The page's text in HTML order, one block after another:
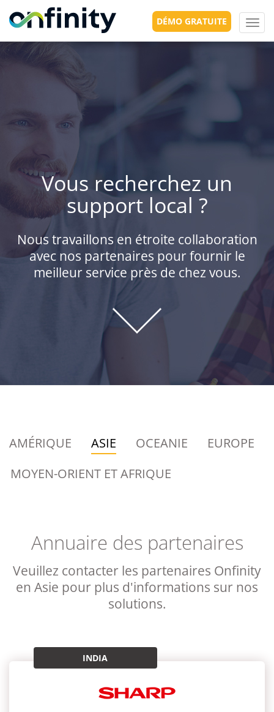
DÉMO GRATUITE
Vous recherchez un
support local ?
Nous travaillons en étroite collaboration
avec nos partenaires pour fournir le
meilleur service près de chez vous.
AMÉRIQUE ASIE OCEANIE
EUROPE
MOYEN-ORIENT ET AFRIQUE
Annuaire des partenaires
Veuillez contacter les partenaires Onfinity
en Asie pour plus d'informations sur nos
solutions.
INDIA